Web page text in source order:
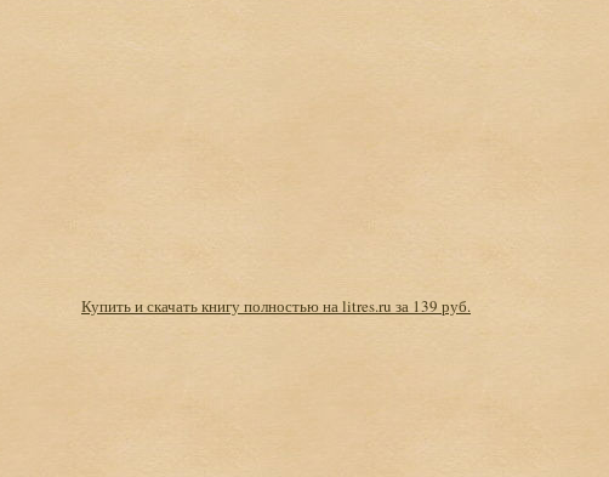
Купить и скачать книгу полностью на litres.ru за 139 руб.